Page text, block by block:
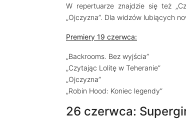
W repertuarze znajdzie się też
„Ojczyzna”. Dla widzów lubiących
Premiery 19 czerwca:
„Backrooms. Bez wyjścia”
„Czytając Lolitę w Teheranie”
„Ojczyzna”
„Robin Hood: Koniec legendy”
26 czerwca: